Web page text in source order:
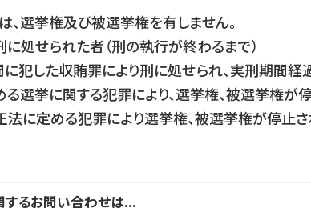
、選挙権及び被選挙権を有しません。
に処せられた者（刑の執行が終わるまで）
に犯した収賄罪により刑に処せられ、実刑期間
る選挙に関する犯罪により、選挙権、被選挙権が
法に定める犯罪により選挙権、被選挙権が停止
するお問い合わせは...